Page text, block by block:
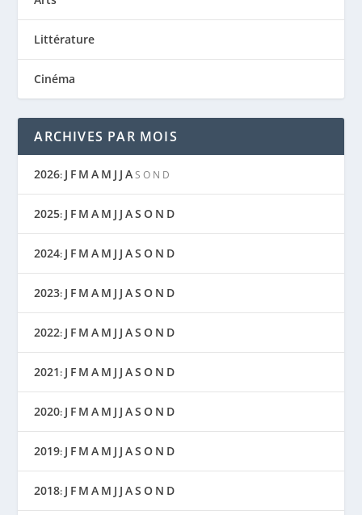
Littérature
Cinéma
ARCHIVES PAR MOIS
2026: J F M A M J J A S O N D
2025: J F M A M J J AS O N D
2024: J F M A M J J AS O N D
2023: J F M A M J J AS O N D
2022: J F M A M J J AS O N D
2021: J F M A M J J AS O N D
2020: J F M A M J J AS O N D
2019: J F M A M J J AS O N D
2018: J F M A M J J AS O N D